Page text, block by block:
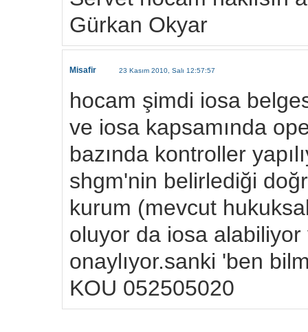
Gürkan Okyar
Misafir 23 Kasım 2010, Salı 12:57:57
hocam şimdi iosa
ve iosa kapsamında
bazında kontroller
shgm'nin belirlediği
kurum (mevcut
oluyor da iosa alabiliyor
onaylıyor.sanki 'ben
KOU 052505020